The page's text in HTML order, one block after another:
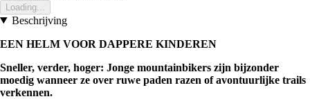
Loading...
Beschrijving
EEN HELM VOOR DAPPERE KINDEREN
Sneller, verder, hoger: Jonge mountainbikers zijn bijzonder
moedig wanneer ze over ruwe paden razen of avontuurlijke trails
verkennen.